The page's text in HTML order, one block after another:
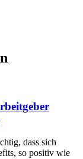
dass sich
so positiv wie